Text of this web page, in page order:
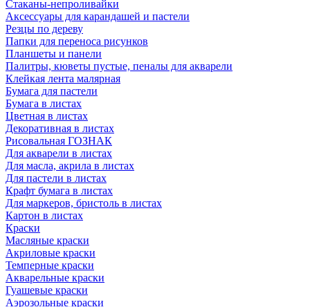
Стаканы-непроливайки
Аксессуары для карандашей и пастели
Резцы по дереву
Папки для переноса рисунков
Планшеты и панели
Палитры, кюветы пустые, пеналы для акварели
Клейкая лента малярная
Бумага для пастели
Бумага в листах
Цветная в листах
Декоративная в листах
Рисовальная ГОЗНАК
Для акварели в листах
Для масла, акрила в листах
Для пастели в листах
Крафт бумага в листах
Для маркеров, бристоль в листах
Картон в листах
Краски
Масляные краски
Акриловые краски
Темперные краски
Акварельные краски
Гуашевые краски
Аэрозольные краски